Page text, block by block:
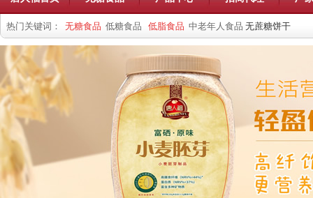
热门关键词： 无糖食品 低糖食品 低脂食品 中老年人食品 无蔗糖饼干